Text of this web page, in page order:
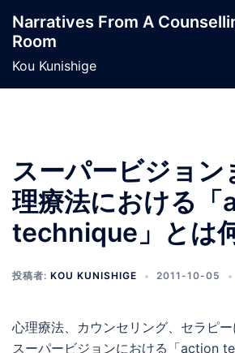
Narratives From A
Room
Kou Kunishige
スーパービジョン
理療法における「
technique」とは
投稿者: KOU KUNISHIGE 2011-10-05
心理療法、カウンセリング、セラピー
スーパービジョンにおける「action